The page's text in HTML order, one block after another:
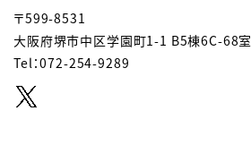
〒599-8531
大阪府堺市中区学園町1-1 B5棟6C-68室
Tel：072-254-9289